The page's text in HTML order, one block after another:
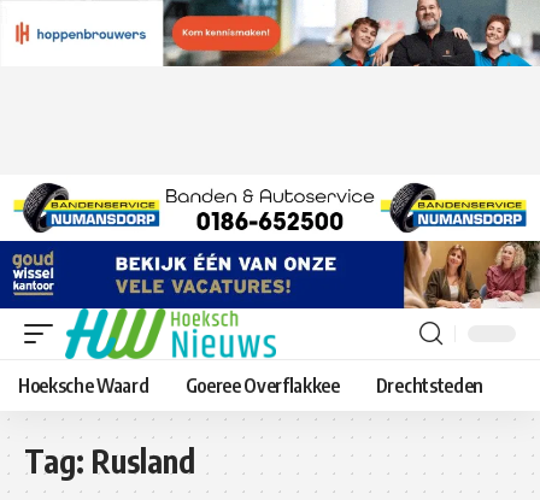
Hoeksche Waard Goeree Overflakkee Drechtsteden
Tag: Rusland